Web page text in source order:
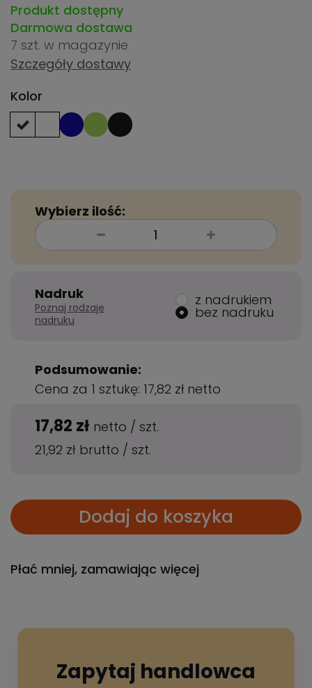
Produkt dostępny
Darmowa dostawa
7 szt. w magazynie
Szczegóły dostawy
Kolor
Wybierz ilość:
Nadruk
Poznaj rodzaje
nadruku
z nadrukiem
bez nadruku
Podsumowanie:
Cena za 1 sztukę: 17,82 zł netto
17,82 zł netto / szt.
21,92 zł brutto / szt.
Dodaj do koszyka
Płać mniej, zamawiając więcej
Zapytaj handlowca